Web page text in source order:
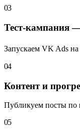
03
Тест-кампания
Запускаем VK Ads на
04
Контент и
Публикуем посты по
05